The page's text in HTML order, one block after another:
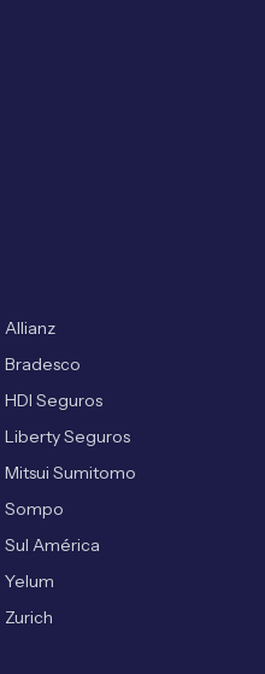
Allianz
Bradesco
HDI Seguros
Liberty Seguros
Mitsui Sumitomo
Sompo
Sul América
Yelum
Zurich